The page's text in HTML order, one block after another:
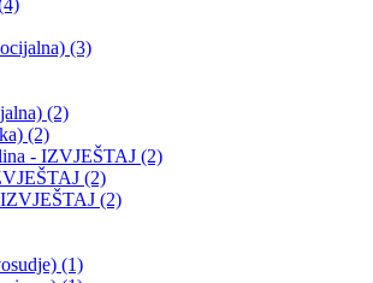
aplikacija (zahtjeva i projekata) za
Programu Podsticaja poljoprivrednoj